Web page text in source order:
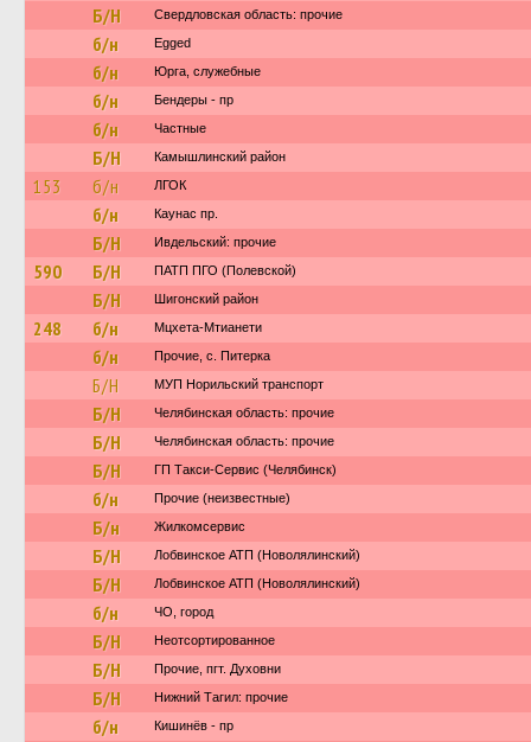
Б/Н Свердловская область: прочие
б/н Egged
б/н Юрга, служебные
б/н Бендеры - пр
б/н Частные
Б/Н Камышлинский район
153 б/н ЛГОК
б/н Каунас пр.
Б/Н Ивдельский: прочие
590 Б/Н ПАТП ПГО (Полевской)
Б/Н Шигонский район
248 б/н Мцхета-Мтианети
б/н Прочие, с. Питерка
Б/Н МУП Норильский транспорт
Б/Н Челябинская область: прочие
Б/Н Челябинская область: прочие
Б/Н ГП Такси-Сервис (Челябинск)
б/н Прочие (неизвестные)
Б/н Жилкомсервис
Б/Н Лобвинское АТП (Новолялинский)
Б/Н Лобвинское АТП (Новолялинский)
б/н ЧО, город
Б/Н Неотсортированное
Б/Н Прочие, пгт. Духовни
Б/Н Нижний Тагил: прочие
б/н Кишинёв - пр